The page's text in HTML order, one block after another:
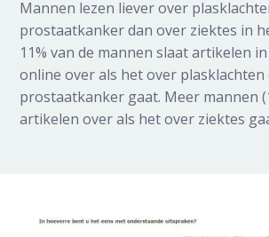
Mannen lezen liever over
prostaatkanker dan over ziektes in
11% van de mannen slaat artikelen
online over als het over plasklachten
prostaatkanker gaat. Meer mannen
artikelen over als het over ziektes